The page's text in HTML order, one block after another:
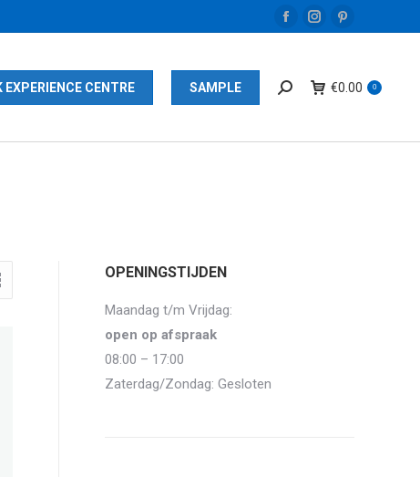
Facebook
in
window
Instagram
in
window
Pinterest
in
window
EXPERIENCE CENTRE SAMPLE €0.00 0
OPENINGSTIJDEN
Maandag t/m Vrijdag:
open op afspraak
08:00 – 17:00
Zaterdag/Zondag: Gesloten